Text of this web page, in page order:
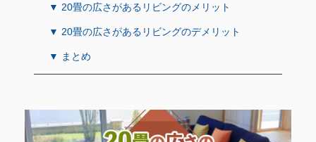
▼ 20畳の広さがあるリビングのメリット
▼ 20畳の広さがあるリビングのデメリット
▼ まとめ